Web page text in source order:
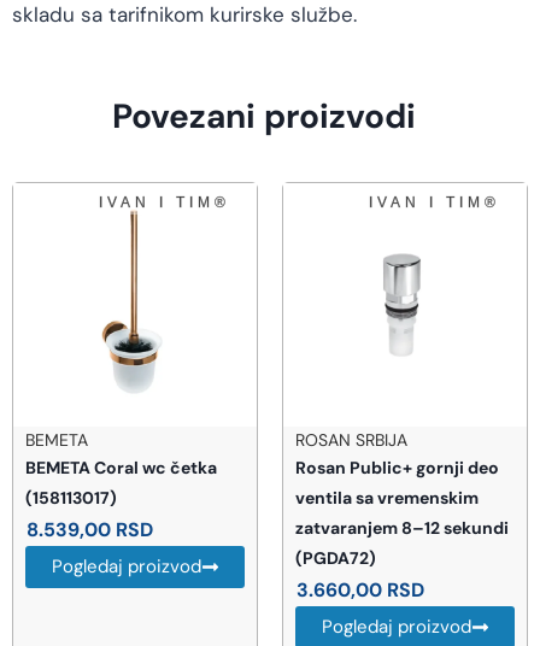
skladu sa tarifnikom kurirske službe.
Povezani proizvodi
BEMETA
BEMETA Coral wc četka
(158113017)
8.539,00 RSD
Pogledaj proizvod
ROSAN SRBIJA
Rosan Public+ gornji deo
ventila sa vremenskim
zatvaranjem 8–12 sekundi
(PGDA72)
3.660,00 RSD
Pogledaj proizvod